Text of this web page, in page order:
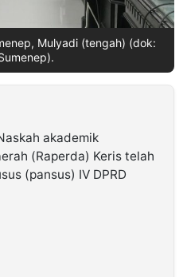
Mulyadi (tengah) (dok:
akademik
(Raperda) Keris telah
(pansus) IV DPRD